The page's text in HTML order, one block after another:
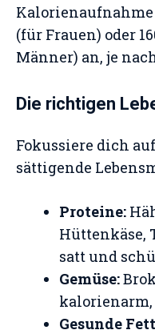
Kalorienaufnahme
(für Frauen) oder
Männer) an, je
Die richtigen
Fokussiere dich
sättigende
Proteine:
Hüttenkäse,
satt und
Gemüse:
Gesunde